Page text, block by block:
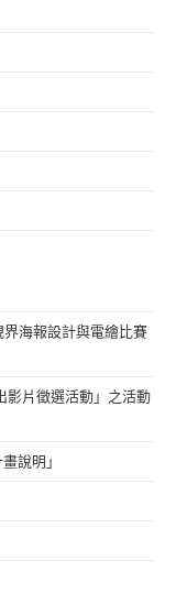
海報設計與電繪比賽
影片徵選活動」之活動
說明」